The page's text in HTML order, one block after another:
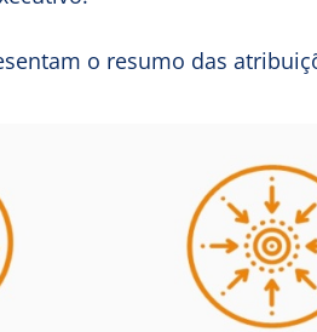
o resumo das